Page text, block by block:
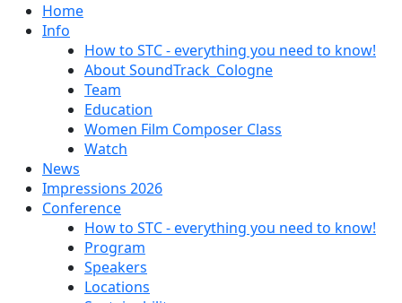
Home
Info
How to STC - everything you need to know!
About SoundTrack_Cologne
Team
Education
Women Film Composer Class
Watch
News
Impressions 2026
Conference
How to STC - everything you need to know!
Program
Speakers
Locations